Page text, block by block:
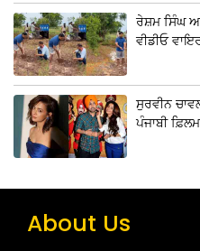
ਰੇਸ਼ਮ ਸਿੰਘ
ਵੀਡੀਓ
ਸੁਰਵੀਨ
ਪੰਜਾਬੀ
About Us